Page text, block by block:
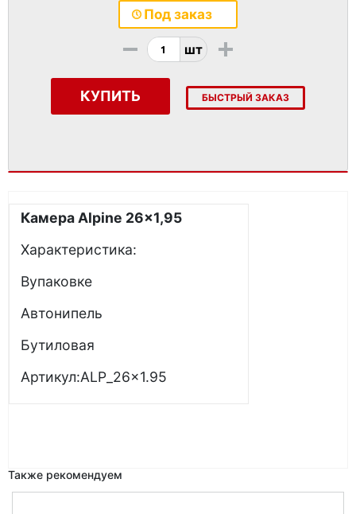
Под заказ
- шт +
КУПИТЬ БЫСТРЫЙ ЗАКАЗ
Камера Alpine 26x1,95
Характеристика:
Вупаковке
Автонипель
Бутиловая
Артикул:ALP_26x1.95
Также рекомендуем